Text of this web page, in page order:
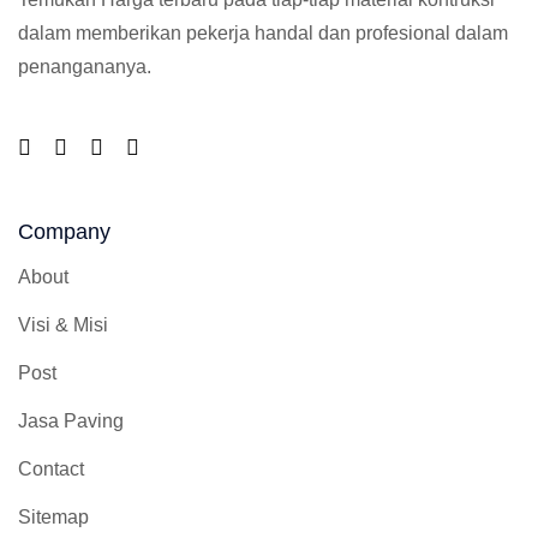
dalam memberikan pekerja handal dan profesional dalam
penangananya.
Company
About
Visi & Misi
Post
Jasa Paving
Contact
Sitemap